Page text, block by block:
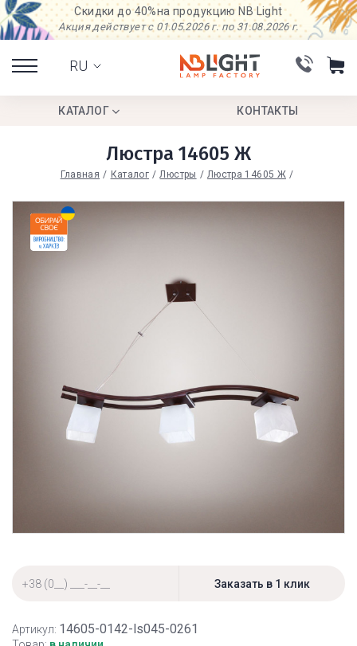
Скидки до 40%на продукцию NB Light
Акция действует с 01.05.2026 г. по 31.08.2026 г.
RU
КАТАЛОГ КОНТАКТЫ
Люстра 14605 Ж
Главная Каталог Люстры Люстра 14605 Ж
Артикул: 14605-0142-ls045-0261